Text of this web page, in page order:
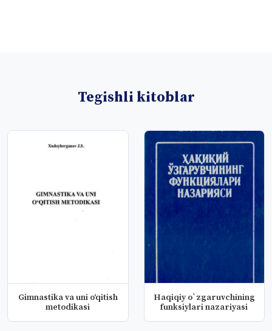
Tegishli kitoblar
Gimnastika va uni o‘qitish
metodikasi
Haqiqiy o`zgaruvchining
funksiylari nazariyasi